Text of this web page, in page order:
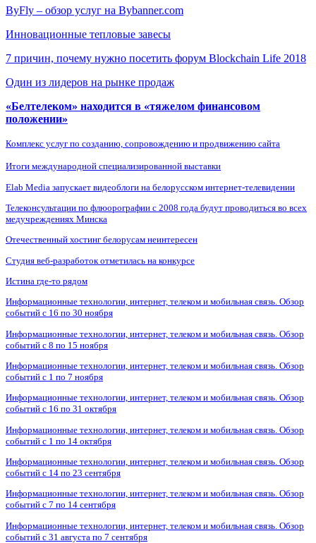
ByFly – обзор услуг на Bybanner.com
Инновационные тепловые завесы
7 причин, почему нужно посетить форум Blockchain Life 2018
Один из лидеров на рынке продаж
«Белтелеком» находится в «тяжелом финансовом
положении»
Комплекс услуг по созданию, сопровождению и продвижению сайта
Итоги международной специализированной выставки
Elab Media запускает видеоблоги на белорусском интернет-телевидении
Телеконсультации по флюорографии с 2008 года будут проводиться во всех
медучреждениях Минска
Отечественный хостинг белорусам неинтересен
Студия веб-разработок отметилась на конкурсе
Истина где-то рядом
Информационные технологии, интернет, телеком и мобильная связь. Обзор
событий с 16 по 30 ноября
Информационные технологии, интернет, телеком и мобильная связь. Обзор
событий с 8 по 15 ноября
Информационные технологии, интернет, телеком и мобильная связь. Обзор
событий с 1 по 7 ноября
Информационные технологии, интернет, телеком и мобильная связь. Обзор
событий с 16 по 31 октября
Информационные технологии, интернет, телеком и мобильная связь. Обзор
событий с 1 по 14 октября
Информационные технологии, интернет, телеком и мобильная связь. Обзор
событий с 14 по 23 сентября
Информационные технологии, интернет, телеком и мобильная связь. Обзор
событий с 7 по 14 сентября
Информационные технологии, интернет, телеком и мобильная связь. Обзор
событий с 31 августа по 7 сентября